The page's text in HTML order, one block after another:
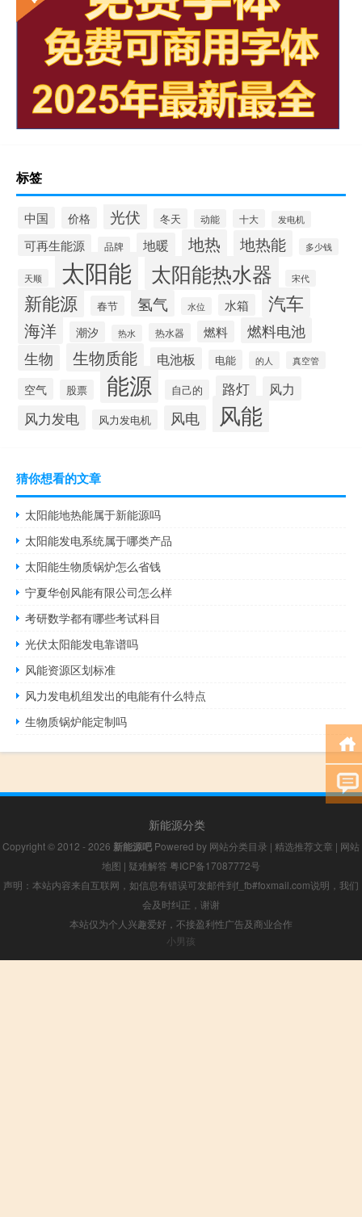
标签
中国 价格 光伏 冬天 动能 十大 发电机
可再生能源 品牌 地暖 地热 地热能 多少钱
天顺 太阳能 太阳能热水器 宋代
新能源 春节 氢气 水位 水箱 汽车
海洋 潮汐 热水 热水器 燃料
燃料电池
生物
生物质能 电池板 电能 的人 真空管
空气 股票 能源 自己的 路灯 风力
风力发电 风力发电机 风电 风能
猜你想看的文章
太阳能地热能属于新能源吗
太阳能发电系统属于哪类产品
太阳能生物质锅炉怎么省钱
宁夏华创风能有限公司怎么样
考研数学都有哪些考试科目
光伏太阳能发电靠谱吗
风能资源区划标准
风力发电机组发出的电能有什么特点
生物质锅炉能定制吗
新能源分类
Copyright © 2012 - 2026 新能源吧 Powered by 网站分类目录 | 精选推荐文章 | 网站
地图 | 疑难解答 粤ICP备17087772号
声明：本站内容来自互联网，如信息有错误可发邮件到f_fb#foxmail.com说明，我们
会及时纠正，谢谢
本站仅为个人兴趣爱好，不接盈利性广告及商业合作
小男孩